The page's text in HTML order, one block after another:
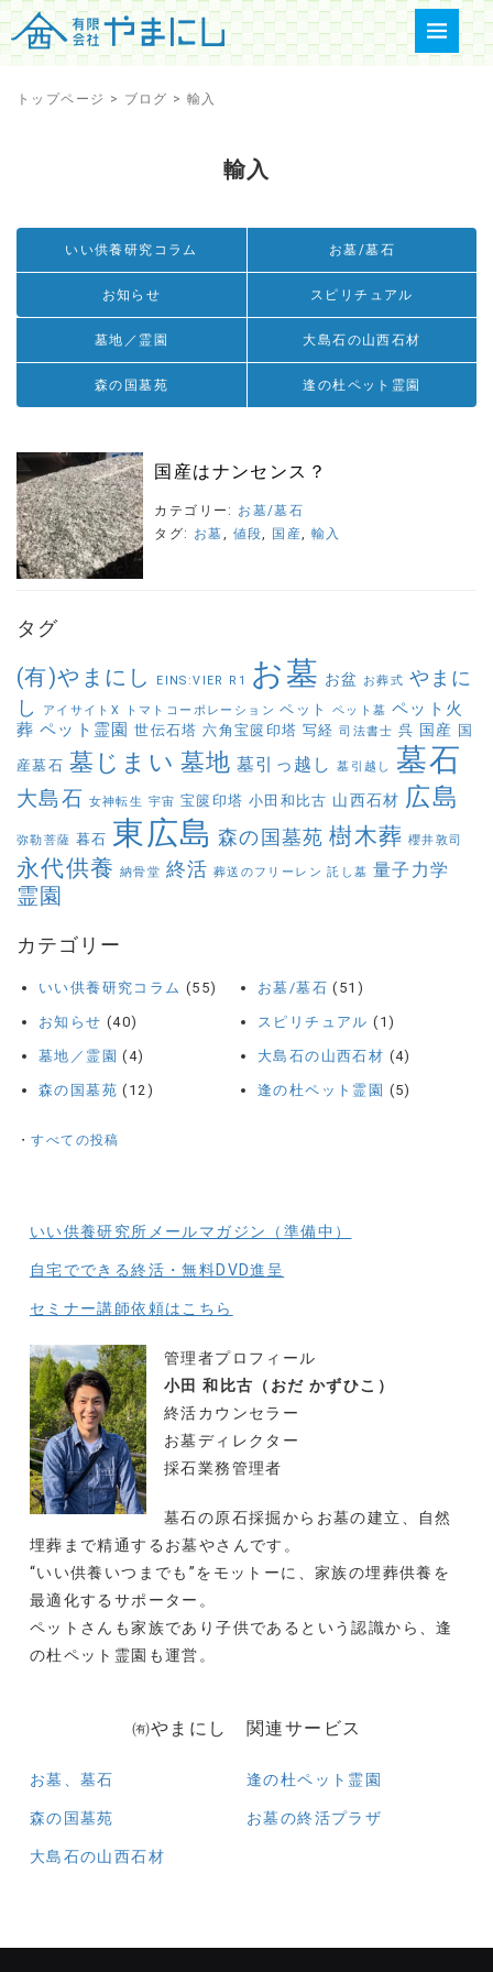
トップページ > ブログ >輸入
輸入
いい供養研究コラム お墓/墓石
お知らせ スピリチュアル
墓地／霊園 大島石の山西石材
森の国墓苑 逢の杜ペット霊園
国産はナンセンス？
カテゴリー: お墓/墓石
タグ: お墓 値段 国産 輸入
タグ
(有)やまにし EINS:VIER R1 お墓 お盆 お葬式 やまに
し
アイサイトX トマトコーポレーション ペット ペット墓 ペット火
葬 ペット霊園 世伝石塔 六角宝篋印塔 写経 司法書士 呉 国産 国
産墓石 墓じまい 墓地 墓引っ越し 墓引越し 墓石
大島石 女神転生 宇宙 宝篋印塔 小田和比古 山西石材 広島
弥勒菩薩 暮石 東広島 森の国墓苑 樹木葬 櫻井敦司
永代供養 納骨堂 終活 葬送のフリーレン 託し墓 量子力学
霊園
カテゴリー
いい供養研究コラム (55) お墓/墓石 (51)
お知らせ (40) スピリチュアル (1)
墓地／霊園 (4) 大島石の山西石材 (4)
森の国墓苑 (12) 逢の杜ペット霊園 (5)
・すべての投稿
いい供養研究所メールマガジン（準備中）
自宅でできる終活・無料DVD進呈
セミナー講師依頼はこちら
管理者プロフィール
小田 和比古（おだ かずひこ）
終活カウンセラー
お墓ディレクター
採石業務管理者
墓石の原石採掘からお墓の建立、自然
埋葬まで精通するお墓やさんです。
“いい供養いつまでも”をモットーに、家族の埋葬供養を
最適化するサポーター。
ペットさんも家族であり子供であるという認識から、逢
の杜ペット霊園も運営。
㈲やまにし 関連サービス
お墓、墓石 逢の杜ペット霊園
森の国墓苑 お墓の終活プラザ
大島石の山西石材